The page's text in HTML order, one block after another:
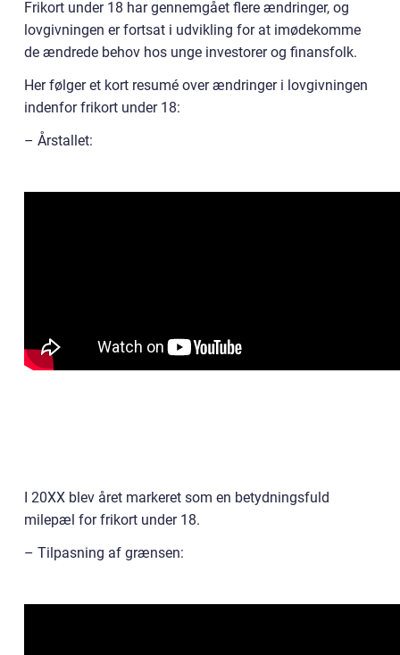
Frikort under 18 har gennemgået flere ændringer, og
lovgivningen er fortsat i udvikling for at imødekomme
de ændrede behov hos unge investorer og finansfolk.
Her følger et kort resumé over ændringer i lovgivningen
indenfor frikort under 18:
– Årstallet:
I 20XX blev året markeret som en betydningsfuld
milepæl for frikort under 18.
– Tilpasning af grænsen: